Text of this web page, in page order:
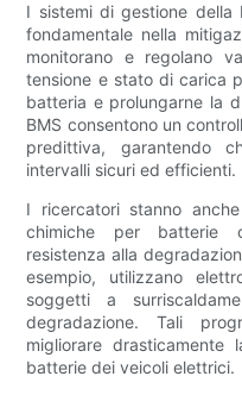
I sistemi di gestione della
fondamentale nella
monitorano e regolano
tensione e stato di carica
batteria e prolungarne la
BMS consentono un
predittiva, garantendo
intervalli sicuri ed efficienti.
I ricercatori stanno
chimiche per batterie
resistenza alla
esempio, utilizzano
soggetti a
degradazione. Tali
migliorare
batterie dei veicoli elettrici.